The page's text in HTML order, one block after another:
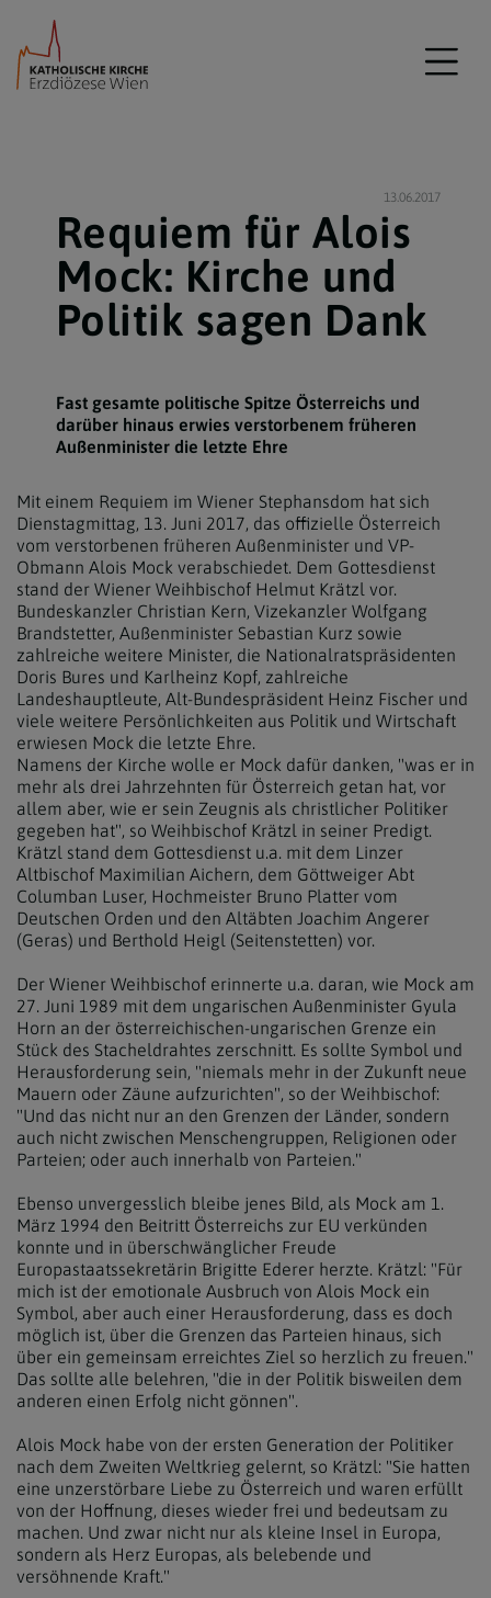
13.06.2017
Requiem für Alois
Mock: Kirche und
Politik sagen Dank
Fast gesamte politische Spitze Österreichs und
darüber hinaus erwies verstorbenem früheren
Außenminister die letzte Ehre
Mit einem Requiem im Wiener Stephansdom hat sich
Dienstagmittag, 13. Juni 2017, das offizielle Österreich
vom verstorbenen früheren Außenminister und VP-
Obmann Alois Mock verabschiedet. Dem Gottesdienst
stand der Wiener Weihbischof Helmut Krätzl vor.
Bundeskanzler Christian Kern, Vizekanzler Wolfgang
Brandstetter, Außenminister Sebastian Kurz sowie
zahlreiche weitere Minister, die Nationalratspräsidenten
Doris Bures und Karlheinz Kopf, zahlreiche
Landeshauptleute, Alt-Bundespräsident Heinz Fischer und
viele weitere Persönlichkeiten aus Politik und Wirtschaft
erwiesen Mock die letzte Ehre.
Namens der Kirche wolle er Mock dafür danken, "was er in
mehr als drei Jahrzehnten für Österreich getan hat, vor
allem aber, wie er sein Zeugnis als christlicher Politiker
gegeben hat", so Weihbischof Krätzl in seiner Predigt.
Krätzl stand dem Gottesdienst u.a. mit dem Linzer
Altbischof Maximilian Aichern, dem Göttweiger Abt
Columban Luser, Hochmeister Bruno Platter vom
Deutschen Orden und den Altäbten Joachim Angerer
(Geras) und Berthold Heigl (Seitenstetten) vor.
Der Wiener Weihbischof erinnerte u.a. daran, wie Mock am
27. Juni 1989 mit dem ungarischen Außenminister Gyula
Horn an der österreichischen-ungarischen Grenze ein
Stück des Stacheldrahtes zerschnitt. Es sollte Symbol und
Herausforderung sein, "niemals mehr in der Zukunft neue
Mauern oder Zäune aufzurichten", so der Weihbischof:
"Und das nicht nur an den Grenzen der Länder, sondern
auch nicht zwischen Menschengruppen, Religionen oder
Parteien; oder auch innerhalb von Parteien."
Ebenso unvergesslich bleibe jenes Bild, als Mock am 1.
März 1994 den Beitritt Österreichs zur EU verkünden
konnte und in überschwänglicher Freude
Europastaatssekretärin Brigitte Ederer herzte. Krätzl: "Für
mich ist der emotionale Ausbruch von Alois Mock ein
Symbol, aber auch einer Herausforderung, dass es doch
möglich ist, über die Grenzen das Parteien hinaus, sich
über ein gemeinsam erreichtes Ziel so herzlich zu freuen."
Das sollte alle belehren, "die in der Politik bisweilen dem
anderen einen Erfolg nicht gönnen".
Alois Mock habe von der ersten Generation der Politiker
nach dem Zweiten Weltkrieg gelernt, so Krätzl: "Sie hatten
eine unzerstörbare Liebe zu Österreich und waren erfüllt
von der Hoffnung, dieses wieder frei und bedeutsam zu
machen. Und zwar nicht nur als kleine Insel in Europa,
sondern als Herz Europas, als belebende und
versöhnende Kraft."